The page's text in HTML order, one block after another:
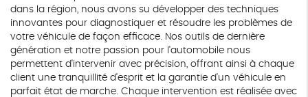
dans la région, nous avons su développer des techniques
innovantes pour diagnostiquer et résoudre les problèmes de
votre véhicule de façon efficace. Nos outils de dernière
génération et notre passion pour l'automobile nous
permettent d'intervenir avec précision, offrant ainsi à chaque
client une tranquillité d'esprit et la garantie d'un véhicule en
parfait état de marche. Chaque intervention est réalisée avec